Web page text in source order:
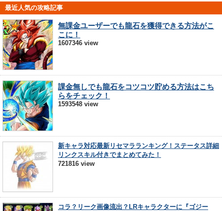
最近人気の攻略記事
無課金ユーザーでも龍石を獲得できる方法がこ
こに！
1607346 view
課金無しでも龍石をコツコツ貯める方法はこち
らをチェック！
1593548 view
新キャラ対応最新リセマラランキング！ステータス詳細
リンクスキル付きでまとめてみた！
721816 view
コラ？リーク画像流出？LRキャラクターに『ゴジー